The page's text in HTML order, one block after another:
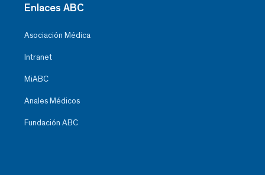
Enlaces ABC
Asociación Médica
Intranet
MiABC
Anales Médicos
Fundación ABC